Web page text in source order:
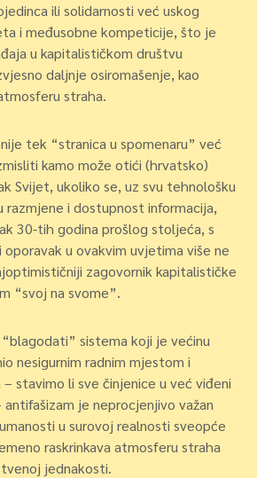
ili solidarnosti već uskog
i međusobne kompeticije, što je
u kapitalističkom društvu
daljnje osiromašenje, kao
straha.
tek “stranica u spomenaru” već
kamo može otići (hrvatsko)
Svijet, ukoliko se, uz svu tehnološku
razmjene i dostupnost informacija,
30-tih godina prošlog stoljeća, s
u ovakvim uvjetima više ne
zagovornik kapitalističke
“svoj na svome”.
sistema koji je većinu
nesigurnim radnim mjestom i
stavimo li sve činjenice u već viđeni
je neprocjenjivo važan
u surovoj realnosti sveopće
raskrinkava atmosferu straha
jednakosti.